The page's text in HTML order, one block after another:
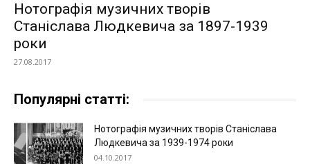
Нотографія музичних творів
Станіслава Людкевича за 1897-1939
роки
27.08.2017
Популярні статті:
Нотографія музичних творів Станіслава
Людкевича за 1939-1974 роки
04.10.2017